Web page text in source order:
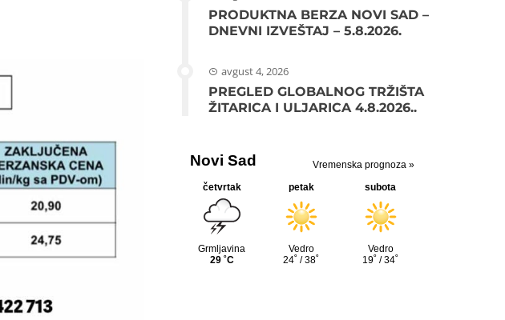
PRODUKTNA BERZA NOVI SAD –
DNEVNI IZVEŠTAJ – 5.8.2026.
avgust 4, 2026
PREGLED GLOBALNOG TRŽIŠTA
ŽITARICA I ULJARICA 4.8.2026..